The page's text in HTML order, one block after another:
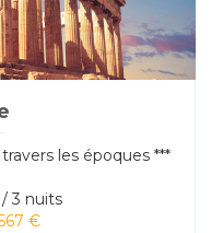
les époques ***
3 nuits
€